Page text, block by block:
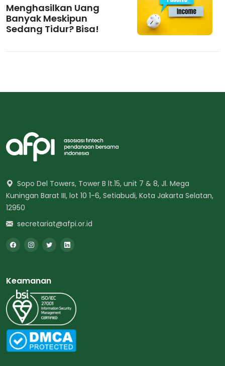
Menghasilkan Uang
Banyak Meskipun
Sedang Tidur? Bisa!
Sopo Del Towers, Tower B lt.15, unit 7 & 8, Jl. Mega
Kuningan Barat III, lot 10 1-6, Setiabudi, Kota Jakarta Selatan,
12950
secretariat@afpi.or.id
Keamanan